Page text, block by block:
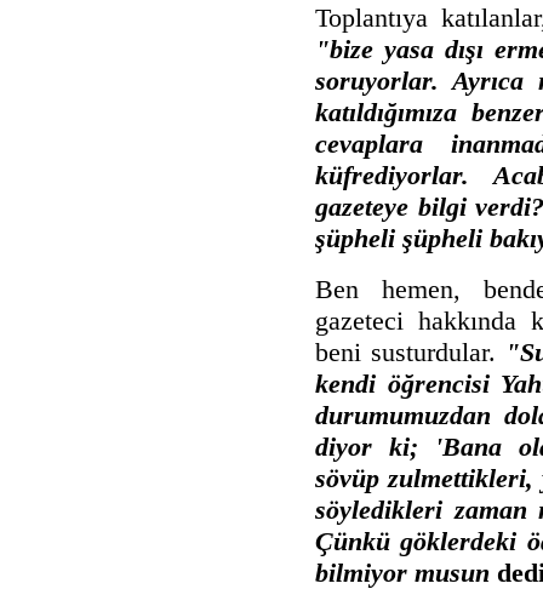
Toplantıya
"bize yasa dışı
soruyorlar.
katıldığımıza
cevaplara
küfrediyorlar.
gazeteye bilgi
şüpheli şüpheli
Ben hemen,
gazeteci hakkında
beni susturdular.
kendi öğrencisi
durumumuzdan
diyor ki; 'Bana
sövüp zulmettikleri,
söyledikleri
Çünkü göklerdeki
bilmiyor musun